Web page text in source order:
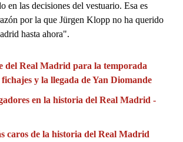
en las decisiones del vestuario. Esa es
por la que Jürgen Klopp no ha querido
hasta ahora".
del Real Madrid para la temporada
fichajes y la llegada de Yan Diomande
en la historia del Real Madrid -
caros de la historia del Real Madrid